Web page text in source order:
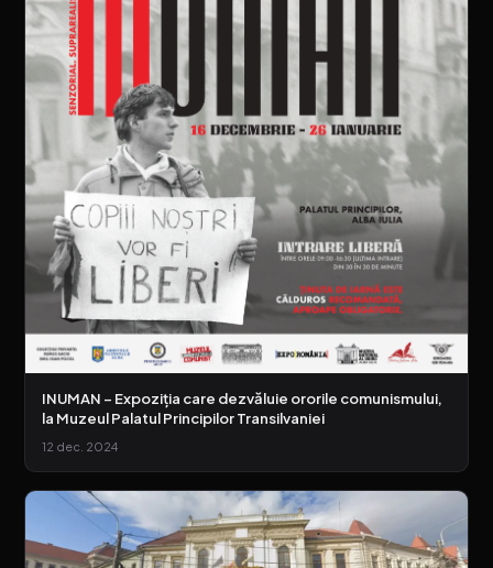
INUMAN – Expoziția care dezvăluie ororile comunismului,
la Muzeul Palatul Principilor Transilvaniei
12 dec. 2024